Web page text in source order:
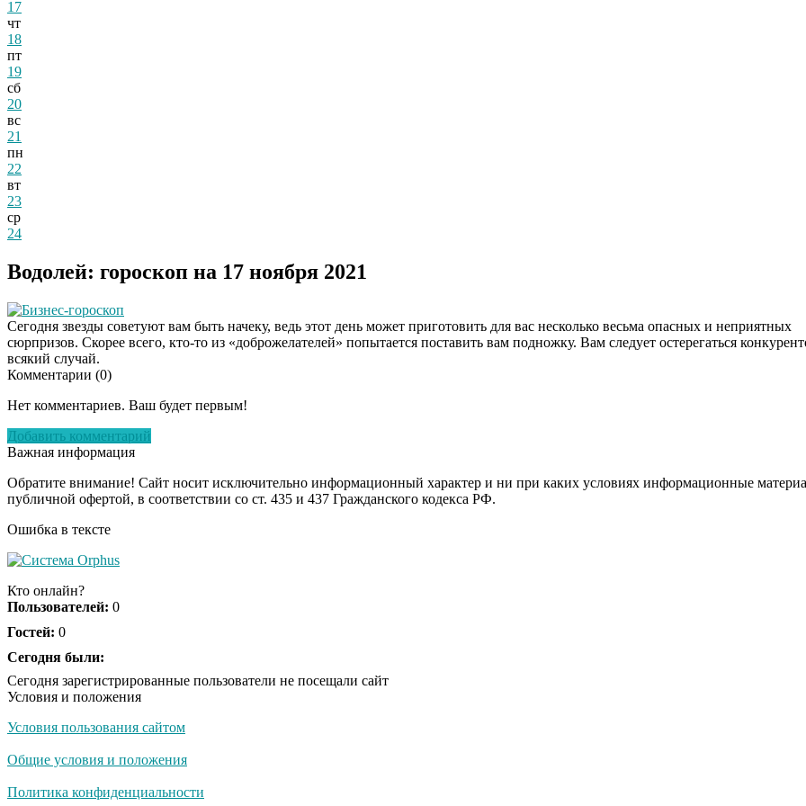
17
чт
18
пт
19
сб
20
вс
21
пн
22
вт
23
ср
24
Водолей: гороскоп на 17 ноября 2021
Бизнес-гороскоп
Сегодня звезды советуют вам быть начеку, ведь этот день может приготовить для вас несколько весьма опасных и неприятных
сюрпризов. Скорее всего, кто-то из «доброжелателей» попытается поставить вам подножку. Вам следует остерегаться
всякий случай.
Комментарии (0)
Нет комментариев. Ваш будет первым!
Добавить комментарий
Важная информация
Обратите внимание! Сайт носит исключительно информационный характер и ни при каких условиях информационные
публичной офертой, в соответствии со ст. 435 и 437 Гражданского кодекса РФ.
Ошибка в тексте
Кто онлайн?
Пользователей: 0
Гостей: 0
Сегодня были:
Сегодня зарегистрированные пользователи не посещали сайт
Условия и положения
Условия пользования сайтом
Общие условия и положения
Политика конфиденциальности